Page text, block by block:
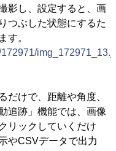
影し、設定すると、画
つぶした状態にするた
す。
だけで、距離や角度、
追跡」機能では、画像
リックしていくだけ
やCSVデータで出力